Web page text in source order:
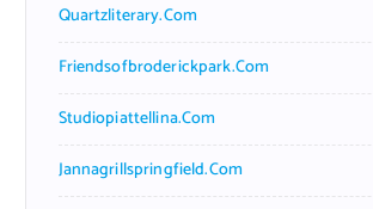
Quartzliterary.com
Friendsofbroderickpark.com
Studiopiattellina.com
Jannagrillspringfield.com